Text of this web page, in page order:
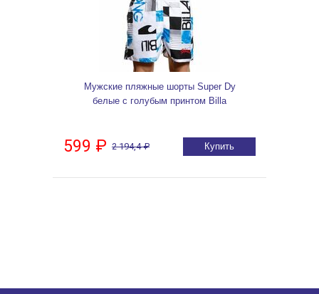
Мужские пляжные шорты Super Dy
белые с голубым принтом Billa
599 ₽ 2 194,4 ₽ Купить